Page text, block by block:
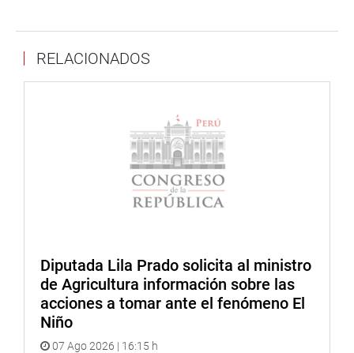
RELACIONADOS
Diputada Lila Prado solicita al ministro
de Agricultura información sobre las
acciones a tomar ante el fenómeno El
Niño
07 Ago 2026 | 16:15 h